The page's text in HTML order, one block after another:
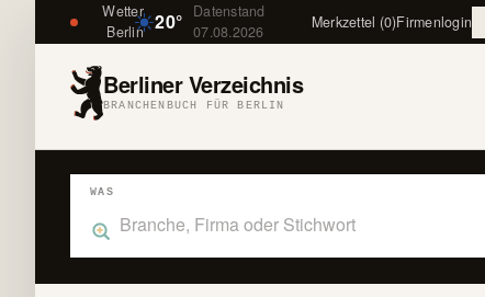
Wetter
Berlin 20°
Datenstand
07.08.2026
Merkzettel (0)Firmenlogin
Berliner Verzeichnis
BRANCHENBUCH FÜR BERLIN
WAS